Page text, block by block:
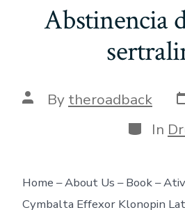
Abstinencia
Post
author
By theroadback
In
Home – About Us – Book –
Cymbalta Effexor Klonopin